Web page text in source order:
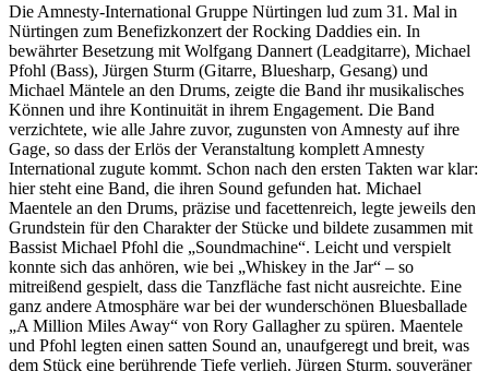
Die Amnesty-International Gruppe Nürtingen lud zum 31. Mal in
Nürtingen zum Benefizkonzert der Rocking Daddies ein. In
bewährter Besetzung mit Wolfgang Dannert (Leadgitarre), Michael
Pfohl (Bass), Jürgen Sturm (Gitarre, Bluesharp, Gesang) und
Michael Mäntele an den Drums, zeigte die Band ihr musikalisches
Können und ihre Kontinuität in ihrem Engagement. Die Band
verzichtete, wie alle Jahre zuvor, zugunsten von Amnesty auf ihre
Gage, so dass der Erlös der Veranstaltung komplett Amnesty
International zugute kommt. Schon nach den ersten Takten war klar:
hier steht eine Band, die ihren Sound gefunden hat. Michael
Maentele an den Drums, präzise und facettenreich, legte jeweils den
Grundstein für den Charakter der Stücke und bildete zusammen mit
Bassist Michael Pfohl die „Soundmachine“. Leicht und verspielt
konnte sich das anhören, wie bei „Whiskey in the Jar“ – so
mitreißend gespielt, dass die Tanzfläche fast nicht ausreichte. Eine
ganz andere Atmosphäre war bei der wunderschönen Bluesballade
„A Million Miles Away“ von Rory Gallagher zu spüren. Maentele
und Pfohl legten einen satten Sound an, unaufgeregt und breit, was
dem Stück eine berührende Tiefe verlieh. Jürgen Sturm, souveräner